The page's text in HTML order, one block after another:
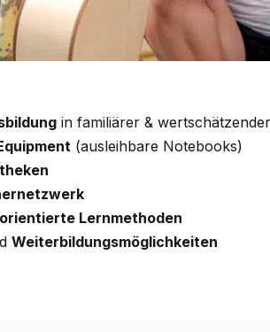
in familiärer &
(ausleihbare Notebooks)
Lernmethoden
Weiterbildungsmöglichkeiten